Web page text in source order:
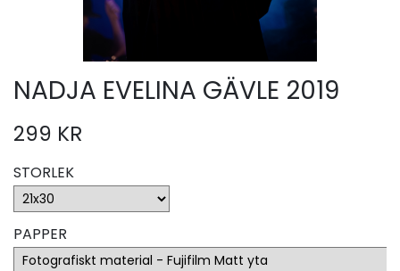
NADJA EVELINA GÄVLE 2019
299 KR
STORLEK
PAPPER